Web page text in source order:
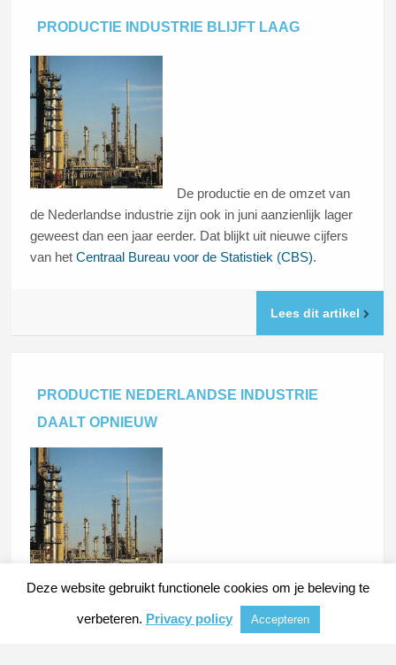
PRODUCTIE INDUSTRIE BLIJFT LAAG
De productie en de omzet van
de Nederlandse industrie zijn ook in juni aanzienlijk lager
geweest dan een jaar eerder. Dat blijkt uit nieuwe cijfers
van hetCentraal Bureau voor de Statistiek (CBS).
Lees dit artikel
PRODUCTIE NEDERLANDSE INDUSTRIE
DAALT OPNIEUW
De Nederlandse industrie heeft
in april 13% minder geproduceerd dan een jaar eerder. Dat
maakte hetCentraal Bureau voor de Statistiek (CBS)
Deze website gebruikt functionele cookies om je beleving te
verbeteren. Privacy policy Accepteren